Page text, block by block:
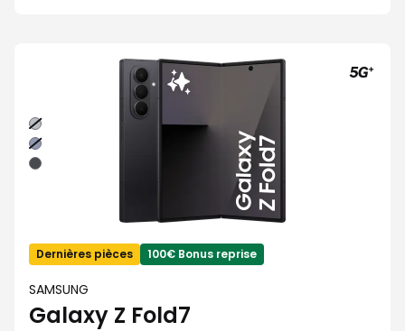
Gris
Bleu
nuit
Noir
absolu
Dernières pièces 100€ Bonus reprise
SAMSUNG
Galaxy Z Fold7